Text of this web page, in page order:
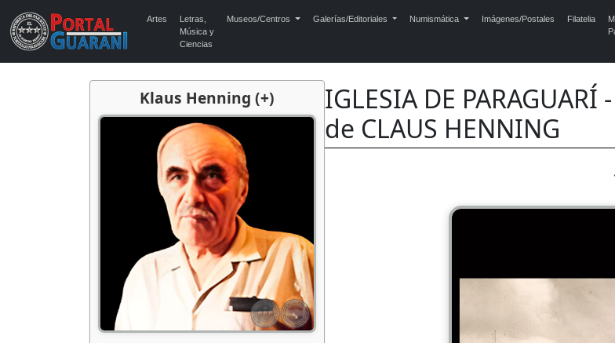
Artes
Letras,
Música y
Ciencias
Museos/Centros Galerías/Editoriales Numismática Imágenes/Postales Filatelia
Klaus Henning (+)
IGLESIA DE PARAGUARÍ
de CLAUS HENNING